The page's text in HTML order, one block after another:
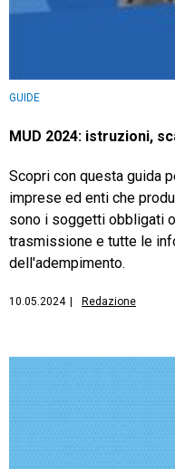
GUIDE
MUD 2024: istruzioni,
Scopri con questa guida
imprese ed enti che
sono i soggetti obbligati
trasmissione e tutte le
dell'adempimento.
10.05.2024 Redazione